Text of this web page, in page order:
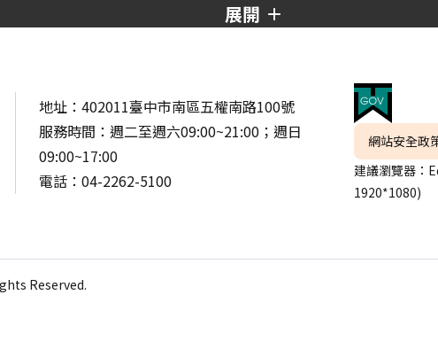
展開
地址：402011臺中市南區五權南路100號
服務時間：週二至週六09:00~21:00；週日
09:00~17:00
電話：04-2262-5100
網站安全政
建議瀏覽器：
1920*1080)
Reserved.